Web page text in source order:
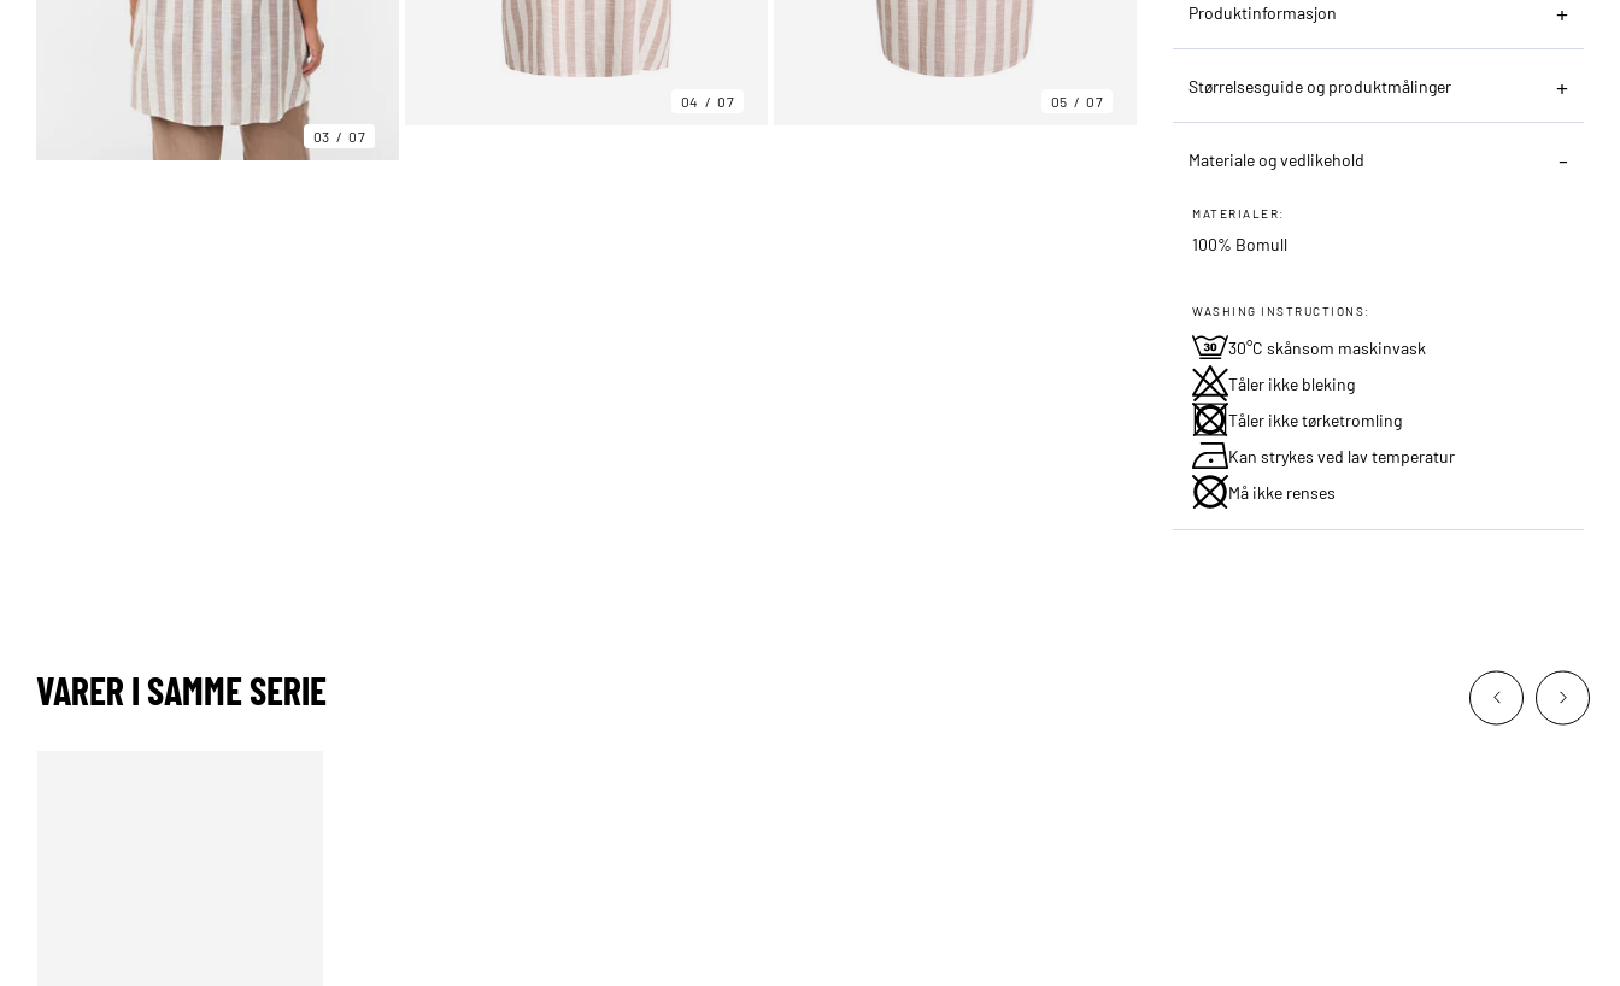
03 07
04 07 05 07 06
Produktinformasjon
Størrelsesguide og produktmålinger
Materiale og vedlikehold
MATERIALER:
100% Bomull
WASHING INSTRUCTIONS:
30°C skånsom maskinvask
Tåler ikke bleking
Tåler ikke tørketromling
Kan strykes ved lav temperatur
Må ikke renses
VARER I SAMME SERIE